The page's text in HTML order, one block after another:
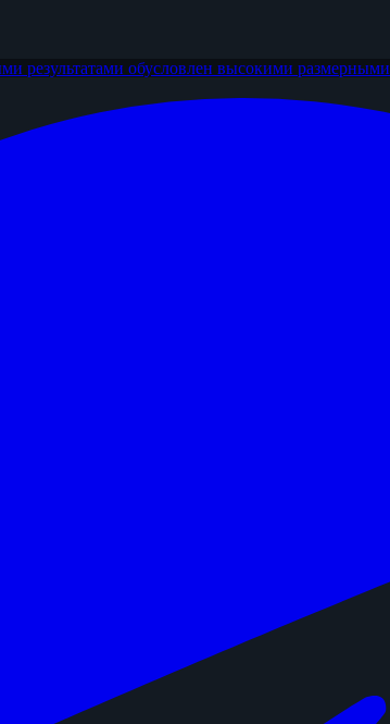
результатами обусловлен высокими размерными